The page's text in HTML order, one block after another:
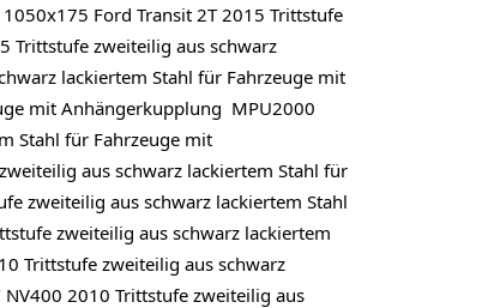
Ford Transit 2T 2015 Trittstufe
Trittstufe zweiteilig aus schwarz
lackiertem Stahl für Fahrzeuge mit
mit Anhängerkupplung MPU2000
Stahl für Fahrzeuge mit
aus schwarz lackiertem Stahl für
zweiteilig aus schwarz lackiertem Stahl
zweiteilig aus schwarz lackiertem
Trittstufe zweiteilig aus schwarz
2010 Trittstufe zweiteilig aus